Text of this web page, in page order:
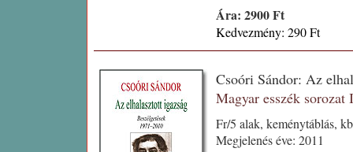
Ára: 2900 Ft
Kedvezmény: 290 Ft
Csoóri Sándor: Az
Magyar esszék sorozat
Fr/5 alak, keménytáblás,
Megjelenés éve: 2011